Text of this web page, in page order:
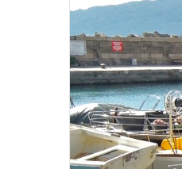
m
i
l